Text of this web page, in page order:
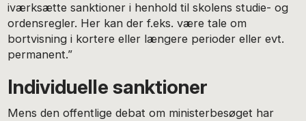
iværksætte sanktioner i henhold til skolens studie- og
ordensregler. Her kan der f.eks. være tale om
bortvisning i kortere eller længere perioder eller evt.
permanent.”
Individuelle sanktioner
Mens den offentlige debat om ministerbesøget har